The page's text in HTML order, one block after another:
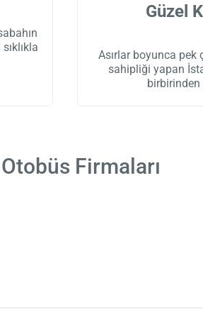
Güzel
Asırlar boyunca pek
sahipliği yapan
birbirinden
Firmaları